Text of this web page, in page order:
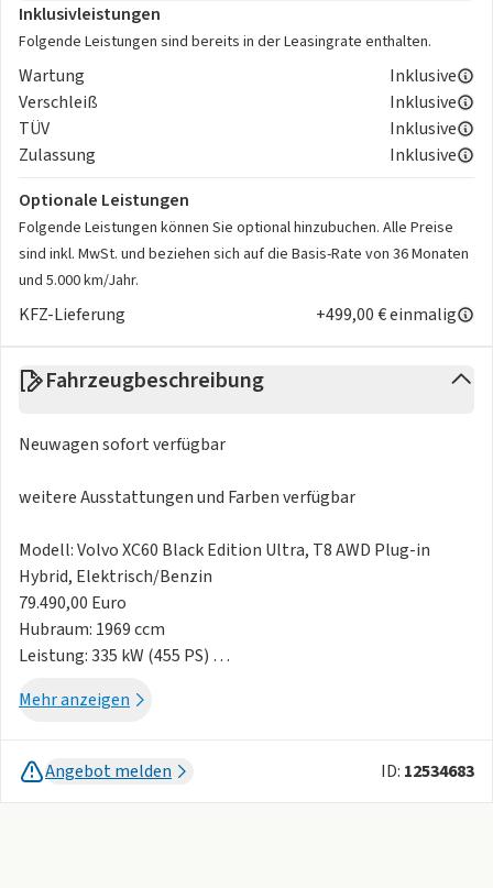
Inklusivleistungen
Folgende Leistungen sind bereits in der Leasingrate enthalten.
Wartung
Inklusive
Verschleiß
Inklusive
TÜV
Inklusive
Zulassung
Inklusive
Optionale Leistungen
Folgende Leistungen können Sie optional hinzubuchen. Alle Preise
sind inkl. MwSt. und beziehen sich auf die Basis-Rate von 36 Monaten
und 5.000 km/Jahr.
KFZ-Lieferung +499,00 € einmalig
Fahrzeugbeschreibung
Neuwagen sofort verfügbar
weitere Ausstattungen und Farben verfügbar
Modell: Volvo XC60 Black Edition Ultra, T8 AWD Plug-in
Hybrid, Elektrisch/Benzin
79.490,00 Euro
Hubraum: 1969 ccm
Leistung: 335 kW (455 PS)
Aussenfarbe: 71700 Onyx Black
Anthrazit |
Innendesign Anthrazit
Mehr anzeigen
Angebot melden ID: 12534683